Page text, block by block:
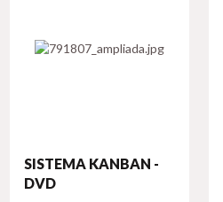
SISTEMA KANBAN -
DVD